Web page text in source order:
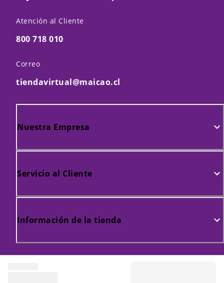
Atención al Cliente
800 718 010
Correo
tiendavirtual@maicao.cl
Nuestra Empresa
Servicio al Cliente
Información de la tienda